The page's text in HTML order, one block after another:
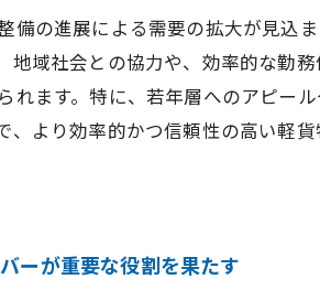
の進展による需要の拡大が見込
地域社会との協力や、効率的な勤
ます。特に、若年層へのアピー
より効率的かつ信頼性の高い軽
ーが重要な役割を果たす